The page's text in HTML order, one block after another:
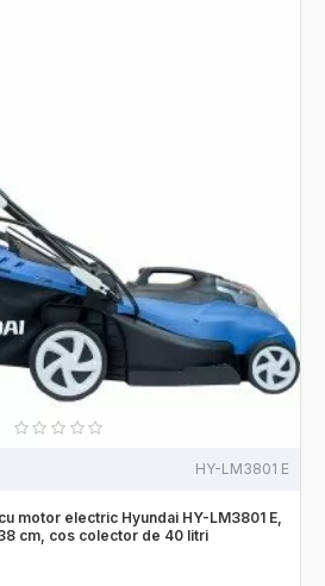
HY-LM3801 E
motor electric Hyundai HY-LM3801 E,
cm, cos colector de 40 litri